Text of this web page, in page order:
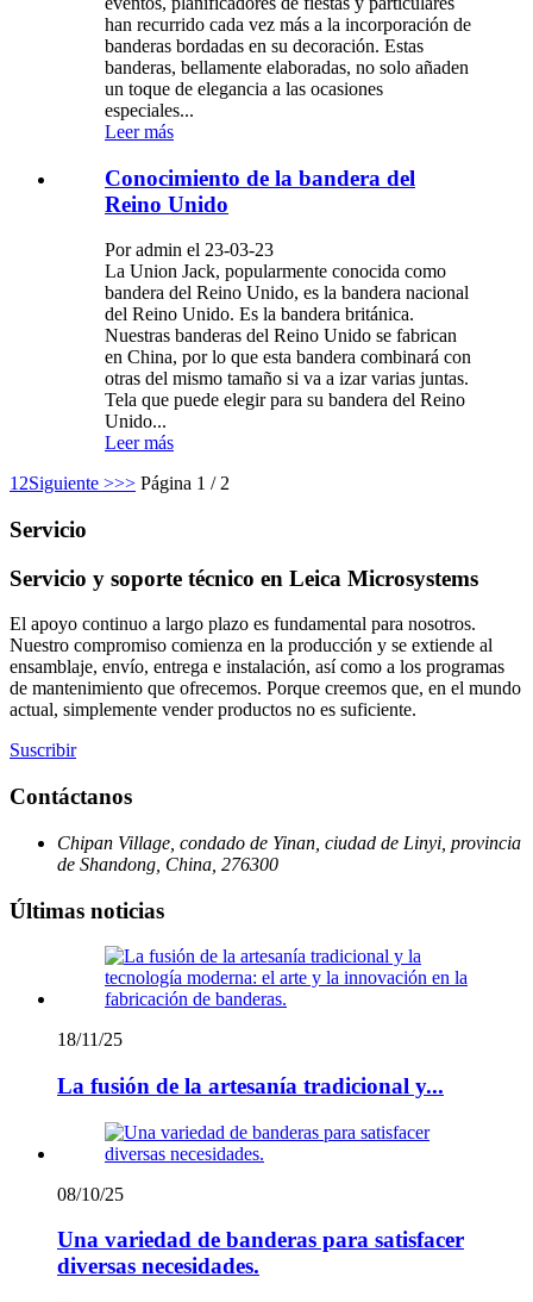
han recurrido cada vez más a la incorporación de
banderas bordadas en su decoración. Estas
banderas, bellamente elaboradas, no solo añaden
un toque de elegancia a las ocasiones
especiales...
Leer más
Conocimiento de la bandera del
Reino Unido
Por admin el 23-03-23
La Union Jack, popularmente conocida como
bandera del Reino Unido, es la bandera nacional
del Reino Unido. Es la bandera británica.
Nuestras banderas del Reino Unido se fabrican
en China, por lo que esta bandera combinará con
otras del mismo tamaño si va a izar varias juntas.
Tela que puede elegir para su bandera del Reino
Unido...
Leer más
1 2Siguiente >>> Página 1 / 2
Servicio
Servicio y soporte técnico en Leica Microsystems
El apoyo continuo a largo plazo es fundamental para nosotros.
Nuestro compromiso comienza en la producción y se extiende al
ensamblaje, envío, entrega e instalación, así como a los programas
de mantenimiento que ofrecemos. Porque creemos que, en el mundo
actual, simplemente vender productos no es suficiente.
Suscribir
Contáctanos
Chipan Village, condado de Yinan, ciudad de Linyi, provincia
de Shandong, China, 276300
Últimas noticias
18/11/25
La fusión de la artesanía tradicional y...
08/10/25
Una variedad de banderas para satisfacer
diversas necesidades.